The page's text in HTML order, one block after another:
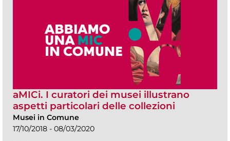
aMICi. I curatori dei musei illustrano
aspetti particolari delle collezioni
Musei in Comune
17/10/2018 - 08/03/2020